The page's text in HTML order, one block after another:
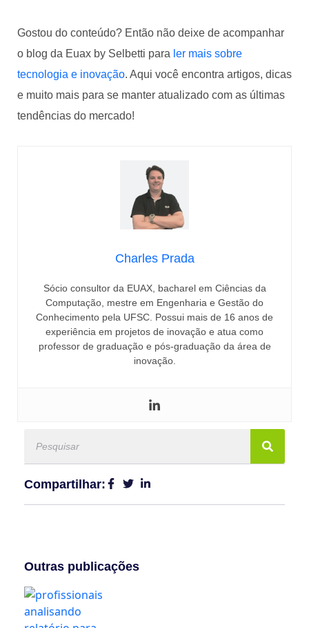
Gostou do conteúdo? Então não deixe de acompanhar
o blog da Euax by Selbetti para ler mais sobre
tecnologia e inovação. Aqui você encontra artigos, dicas
e muito mais para se manter atualizado com as últimas
tendências do mercado!
Charles Prada
Sócio consultor da EUAX, bacharel em Ciências da
Computação, mestre em Engenharia e Gestão do
Conhecimento pela UFSC. Possui mais de 16 anos de
experiência em projetos de inovação e atua como
professor de graduação e pós-graduação da área de
inovação.
Compartilhar:
Outras publicações